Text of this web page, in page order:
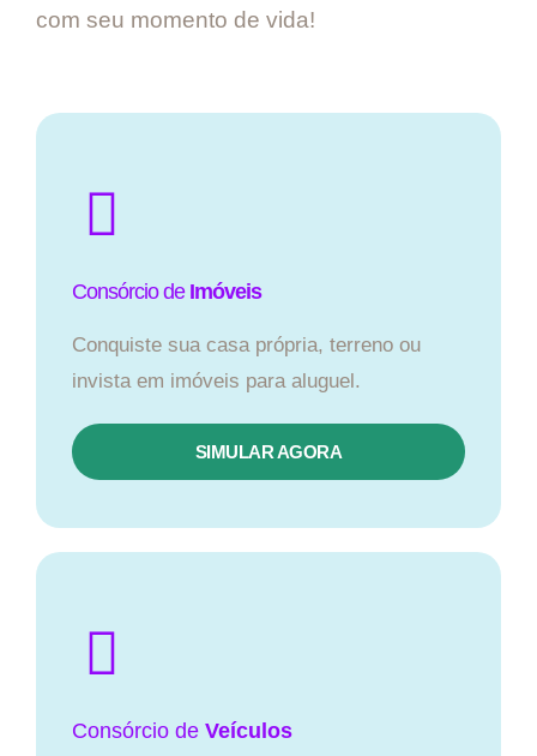
com seu momento de vida!
Consórcio de Imóveis
Conquiste sua casa própria, terreno ou
invista em imóveis para aluguel.
SIMULAR AGORA​
Consórcio de Veículos